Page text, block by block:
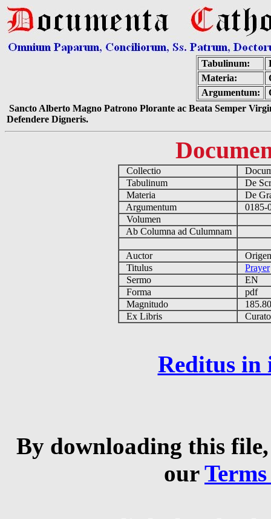
Tabulinum:
Materia:
Argumentum:
Sancto Alberto Magno Patrono Plorante ac Beata Semper
Defendere Digneris.
Collectio
Tabulinum
De
Materia
De
Argumentum
0185-
Volumen
Ab Columna ad Culumnam
Auctor
Titulus
Prayer
Sermo
EN
Forma
pdf
Magnitudo
Ex Libris
Reditus in
By downloading this
our